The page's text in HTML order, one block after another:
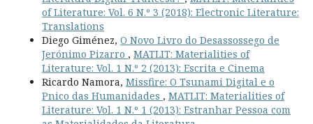
of Literature: Vol. 6 N.º 3 (2018): Electronic Literature:
Translations
Diego Giménez, O Novo Livro do Desassossego de
Jerónimo Pizarro , MATLIT: Materialities of
Literature: Vol. 1 N.º 2 (2013): Escrita e Cinema
Ricardo Namora, Missfire: O Tsunami Digital e o
Pnico das Humanidades , MATLIT: Materialities of
Literature: Vol. 1 N.º 1 (2013): Estranhar Pessoa com